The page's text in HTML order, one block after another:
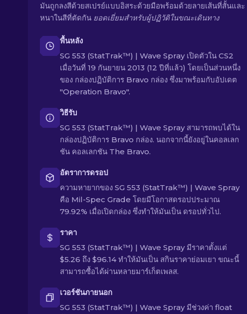
มันถูกลงสีด้วยสเปรย์แบบอิสระด้วยมือพร้อมด้วยลายเส้นที่สั้นและ
หนาในสีที่ตัดกัน ยอดเยี่ยมสำหรับผู้ปฏิวัติในขณะเดินทาง
พื้นหลัง
SG 553 (StatTrak™) | Wave Spray เปิดตัวใน CS2
เมื่อวันที่ 19 กันยายน 2013 (12 ปีที่แล้ว) โดยเป็นส่วนหนึ่ง
ของ กล่องปฏิบัติการ Bravo กล่อง ซึ่งมาพร้อมกับอัปเดต
"Operation Bravo".
วิธีรับ
SG 553 (StatTrak™) | Wave Spray สามารถพบได้ใน
กล่องปฏิบัติการ Bravo กล่อง. นอกจากนี้ยังอยู่ในคอลเลก
ชัน คอลเลกชัน The Bravo.
อัตราการดรอป
ความหายากของ SG 553 (StatTrak™) | Wave Spray
คือ Mil-Spec Grade โดยมีโอกาสดรอปประมาณ
79.92% เมื่อเปิดกล่อง ซึ่งทำให้มันเป็น ดรอปทั่วไป.
ราคา
SG 553 (StatTrak™) | Wave Spray มีราคาตั้งแต่
$5.26 ถึง $96.14 ทำให้มันเป็น สกินราคาย่อมเยา ขณะนี้
สามารถซื้อได้ผ่านหลายมาร์เก็ตเพลส.
เวอร์ชันภายนอก
SG 553 (StatTrak™) | Wave Spray มีช่วงค่า float